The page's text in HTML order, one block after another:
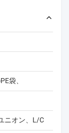
袋、
ニオン、L/C